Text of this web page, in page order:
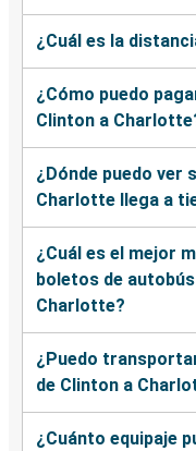
¿Cuál es la
¿Cómo puedo
Clinton a
¿Dónde puedo ver
Charlotte llega a
¿Cuál es el mejor
boletos de
Charlotte?
¿Puedo
de Clinton a
¿Cuánto equipaje